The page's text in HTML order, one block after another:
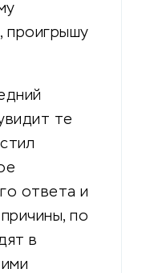
проигрышу
те
ответа и
по
в